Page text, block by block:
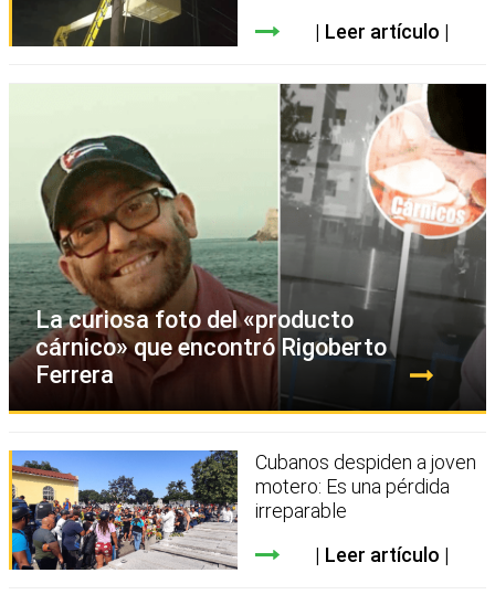
Leer artículo
La curiosa foto del «producto
cárnico» que encontró Rigoberto
Ferrera
Cubanos despiden a joven
motero: Es una pérdida
irreparable
Leer artículo